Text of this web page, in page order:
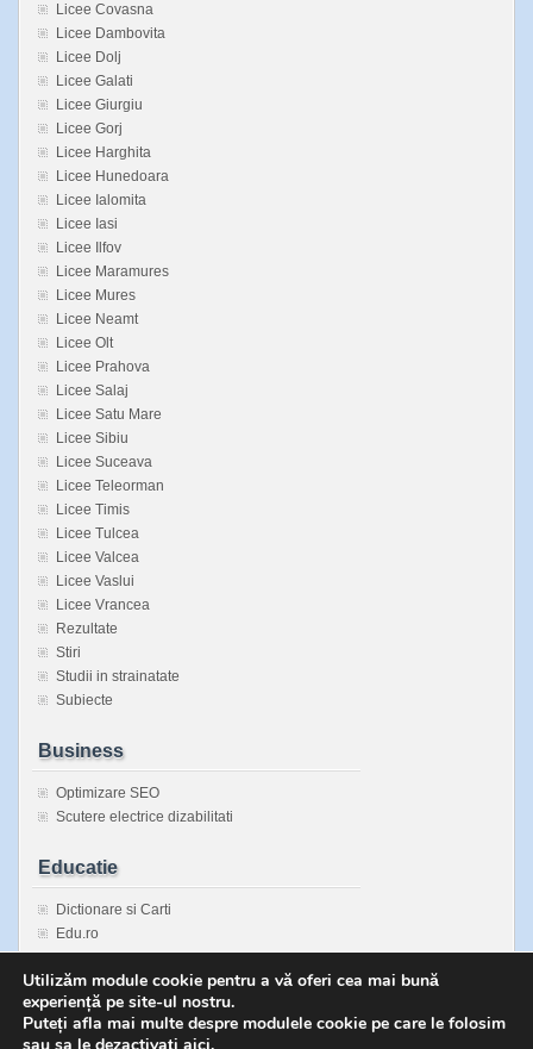
Licee Covasna
Licee Dambovita
Licee Dolj
Licee Galati
Licee Giurgiu
Licee Gorj
Licee Harghita
Licee Hunedoara
Licee Ialomita
Licee Iasi
Licee Ilfov
Licee Maramures
Licee Mures
Licee Neamt
Licee Olt
Licee Prahova
Licee Salaj
Licee Satu Mare
Licee Sibiu
Licee Suceava
Licee Teleorman
Licee Timis
Licee Tulcea
Licee Valcea
Licee Vaslui
Licee Vrancea
Rezultate
Stiri
Studii in strainatate
Subiecte
Business
Optimizare SEO
Scutere electrice dizabilitati
Educatie
Dictionare si Carti
Edu.ro
Enciclopedie Universala
Inspectorate Scolare Judetene
Sanatatea copiilor
Utilizăm module cookie pentru a vă oferi cea mai bună
experiență pe site-ul nostru.
Puteți afla mai multe despre modulele cookie pe care le folosim